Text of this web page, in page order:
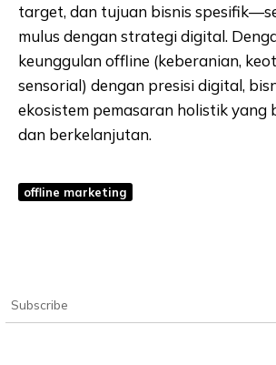
target, dan tujuan bisnis
mulus dengan strategi digital.
keunggulan offline (keberanian,
sensorial) dengan presisi digital,
ekosistem pemasaran holistik yang
dan berkelanjutan.
offline marketing
Subscribe